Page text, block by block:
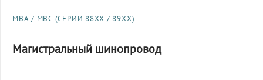
МВА / МВС (СЕРИИ 88XX / 89XX)
Магистральный шинопровод